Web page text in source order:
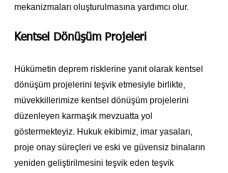
mekanizmaları oluşturulmasına yardımcı olur.
Kentsel Dönüşüm Projeleri
Hükümetin deprem risklerine yanıt olarak kentsel
dönüşüm projelerini teşvik etmesiyle birlikte,
müvekkillerimize kentsel dönüşüm projelerini
düzenleyen karmaşık mevzuatta yol
göstermekteyiz. Hukuk ekibimiz, imar yasaları,
proje onay süreçleri ve eski ve güvensiz binaların
yeniden geliştirilmesini teşvik eden teşvik